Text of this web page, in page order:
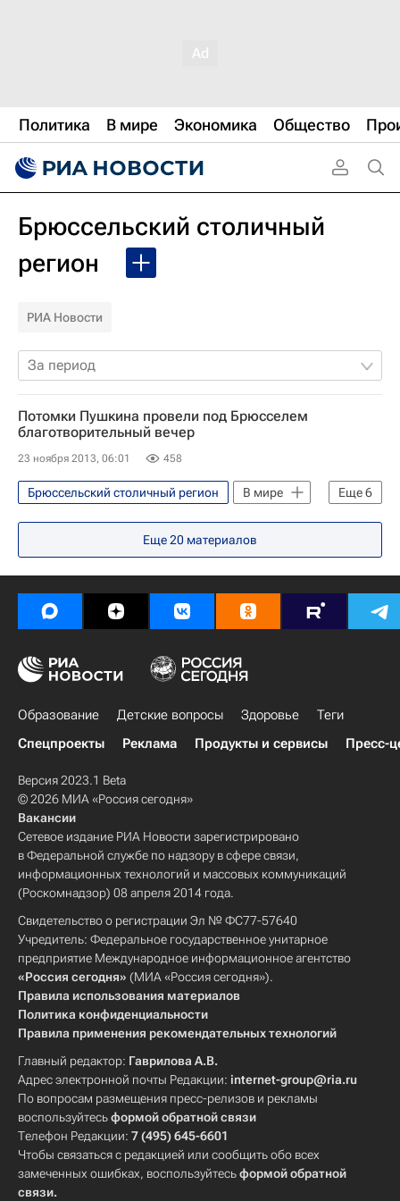
Политика В мире Экономика Общество
Брюссельский столичный
регион
РИА Новости
За период
Потомки Пушкина провели под Брюсселем
благотворительный вечер
23 ноября 2013, 06:01 458
Еще6
Брюссельский столичный регион
В мире
Жизнь без преград
Брюссель
Весь мир
Бельгия
Детские вопросы
Еще20 материалов
Образование Детские вопросы Здоровье
Теги
Спецпроекты
Реклама Продукты и сервисы Пресс-
Версия 2023.1 Beta
© 2026 МИА «Россия сегодня»
Вакансии
Сетевое издание РИА Новости зарегистрировано
в Федеральной службе по надзору в сфере связи,
информационных технологий и массовых коммуникаций
(Роскомнадзор) 08 апреля 2014 года.
Свидетельство о регистрации Эл № ФС77-57640
Учредитель: Федеральное государственное унитарное
предприятие Международное информационное агентство
«Россия сегодня» (МИА «Россия сегодня»).
Правила использования материалов
Политика конфиденциальности
Правила применения рекомендательных технологий
Главный редактор: Гаврилова А.В.
Адрес электронной почты Редакции: internet-group@ria.ru
По вопросам размещения пресс-релизов и рекламы
воспользуйтесьформой обратной связи
Телефон Редакции: 7 (495) 645-6601
Чтобы связаться с редакцией или сообщить обо всех
замеченных ошибках, воспользуйтесьформой обратной
связи.